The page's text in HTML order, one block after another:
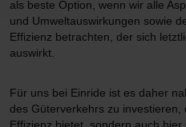
als beste Option, wenn wir alle
und Umweltauswirkungen sowie
Effizienz betrachten, der sich
auswirkt.
Für uns bei Einride ist es daher
des Güterverkehrs zu